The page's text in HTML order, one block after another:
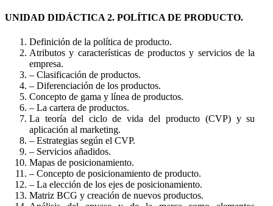
UNIDAD DIDÁCTICA 2. POLÍTICA DE PRODUCTO.
Definición de la política de producto.
Atributos y características de productos y servicios de la
empresa.
– Clasificación de productos.
– Diferenciación de los productos.
Concepto de gama y línea de productos.
– La cartera de productos.
La teoría del ciclo de vida del producto (CVP) y su
aplicación al marketing.
– Estrategias según el CVP.
– Servicios añadidos.
Mapas de posicionamiento.
– Concepto de posicionamiento de producto.
– La elección de los ejes de posicionamiento.
Matriz BCG y creación de nuevos productos.